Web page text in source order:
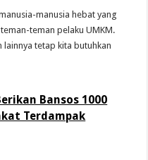
manusia hebat yang
teman pelaku UMKM.
lainnya tetap kita butuhkan
Bansos 1000
Terdampak